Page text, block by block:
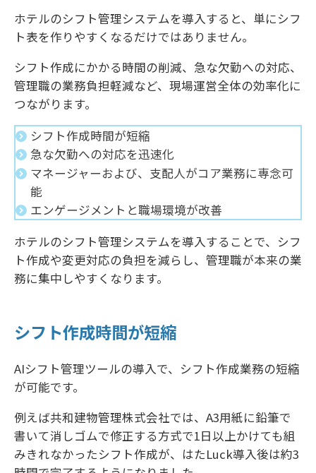
ホテルのシフト管理システムを導入すると、単にシフ
ト表を作りやすくなるだけではありません。
シフト作成にかかる時間の削減、急な欠勤への対応、
管理職の業務負担軽減など、現場運営全体の効率化に
つながります。
シフト作成時間が短縮
急な欠勤への対応を迅速化
マネージャーおよび、支配人がコア業務に専念可
能
エンゲージメントと職場環境が改善
ホテルのシフト管理システムを導入することで、シフ
ト作成や変更対応の負担を減らし、管理職が本来の業
務に集中しやすくなります。
シフト作成時間が短縮
AIシフト管理ツールの導入で、シフト作成業務の短縮
が可能です。
例えば共和建物管理株式会社では、A3用紙に鉛筆で
書いて消しゴムで修正する方式で1日以上かけても組
みきれなかったシフト作成が、はたLuck導入後は約3